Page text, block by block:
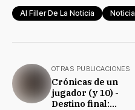
Al Filler De La Noticia
OTRAS PUBLICACIONES
Crónicas de un
jugador (y 10) -
Destino final: